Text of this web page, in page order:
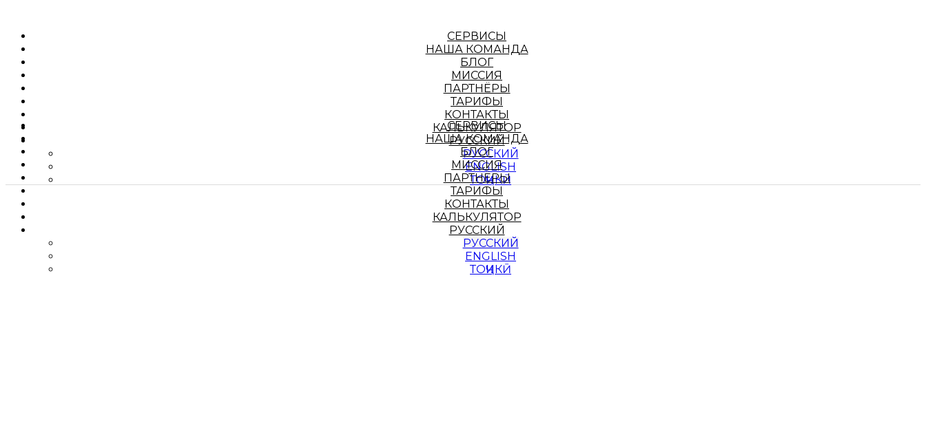
СЕРВИСЫ
НАША КОМАНДА
БЛОГ
МИССИЯ
ПАРТНЁРЫ
ТАРИФЫ
КОНТАКТЫ
КАЛЬКУЛЯТОР
РУССКИЙ
РУССКИЙ
ENGLISH
ТОҶИКӢ
СЕРВИСЫ
НАША КОМАНДА
БЛОГ
МИССИЯ
ПАРТНЁРЫ
ТАРИФЫ
КОНТАКТЫ
КАЛЬКУЛЯТОР
РУССКИЙ
РУССКИЙ
ENGLISH
ТОҶИКӢ